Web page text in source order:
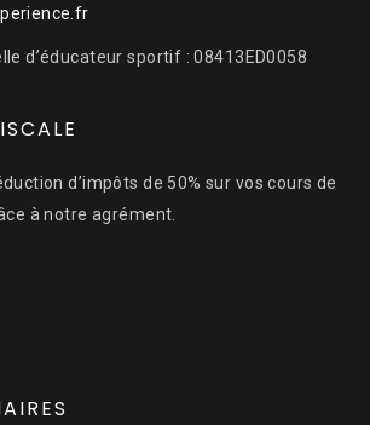
d’éducateur sportif : 08413ED0058
d’impôts de 50% sur vos cours de
à notre agrément.